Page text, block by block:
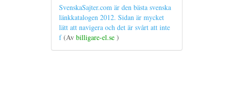
SvenskaSajter.com är den bästa svenska
länkkatalogen 2012. Sidan är mycket
lätt att navigera och det är svårt att inte
f(Av billigare-el.se )